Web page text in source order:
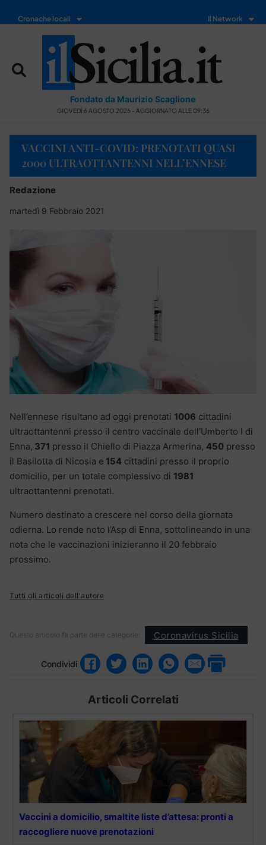
Cronache locali Il Network
Fondato da Maurizio Scaglione
GIOVEDÌ 6 AGOSTO 2026 - AGGIORNATO ALLE 09:36
VACCINI ANTI-COVID: PRENOTATI QUASI
2000 ULTRAOTTANTENNI NELL’ENNESE
Redazione
martedì 9 Febbraio 2021
Nell’ennese risultano ad oggi prenotati 1006 cittadini
ultraottantenni presso il centro vaccinale dell’Umberto I di
Enna, 371 presso il Chiello di Piazza Armerina, 450 presso
il Basilotta di Nicosia e 154 cittadini presso il proprio
domicilio, per un totale complessivo di 1981
ultraottantenni prenotati.
Numero destinato a crescere nel corso della giornata
odierna. Lo rende noto l’Asp di Enna, sottolineando in una
nota che le vaccinazioni inizieranno il 20 febbraio
prossimo.
Tutti gli articoli dell'autore
Questo articolo fa parte delle categorie: Coronavirus Sicilia
Condividi
Articoli Correlati
Vaccini a domicilio, smaltite liste d’attesa: pronti a
raccogliere nuove prenotazioni